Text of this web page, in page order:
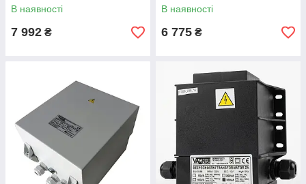
В наявності
7 992 ₴
В наявності
6 775 ₴